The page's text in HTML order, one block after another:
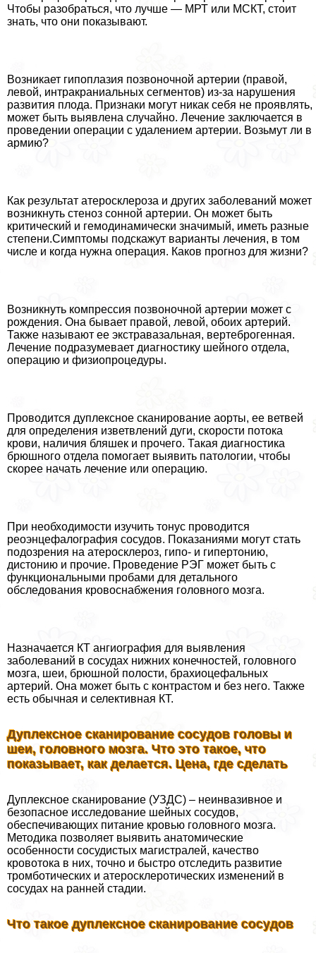
Чтобы разобраться, что лучше — МРТ или МСКТ, стоит
знать, что они показывают.
Возникает гипоплазия позвоночной артерии (правой,
левой, интpaкраниальных сегментов) из-за нарушения
развития плода. Признаки могут никак себя не проявлять,
может быть выявлена случайно. Лечение заключается в
проведении операции с удалением артерии. Возьмут ли в
армию?
Как результат атеросклероза и других заболеваний может
возникнуть стеноз сонной артерии. Он может быть
критический и гемодинамически значимый, иметь разные
степени.Симптомы подскажут варианты лечения, в том
числе и когда нужна операция. Каков прогноз для жизни?
Возникнуть компрессия позвоночной артерии может с
рождения. Она бывает правой, левой, обоих артерий.
Также называют ее экстравазальная, вертеброгенная.
Лечение подразумевает диагностику шейного отдела,
операцию и физиопроцедуры.
Проводится дуплексное сканирование аорты, ее ветвей
для определения изветвлений дуги, скорости потока
крови, наличия бляшек и прочего. Такая диагностика
брюшного отдела помогает выявить патологии, чтобы
скорее начать лечение или операцию.
При необходимости изучить тонус проводится
реоэнцефалография сосудов. Показаниями могут стать
подозрения на атеросклероз, гипо- и гипертонию,
дистонию и прочие. Проведение РЭГ может быть с
функциональными пробами для детального
обследования кровоснабжения головного мозга.
Назначается КТ ангиография для выявления
заболеваний в сосудах нижних конечностей, головного
мозга, шеи, брюшной полости, брахиоцефальных
артерий. Она может быть с контрастом и без него. Также
есть обычная и селективная КТ.
Дуплексное сканирование сосудов головы и
шеи, головного мозга. Что это такое, что
показывает, как делается. Цена, где сделать
Дуплексное сканирование (УЗДС) – неинвазивное и
безопасное исследование шейных сосудов,
обеспечивающих питание кровью головного мозга.
Методика позволяет выявить анатомические
особенности сосудистых магистралей, качество
кровотока в них, точно и быстро отследить развитие
тромботических и атеросклеротических изменений в
сосудах на ранней стадии.
Что такое дуплексное сканирование сосудов